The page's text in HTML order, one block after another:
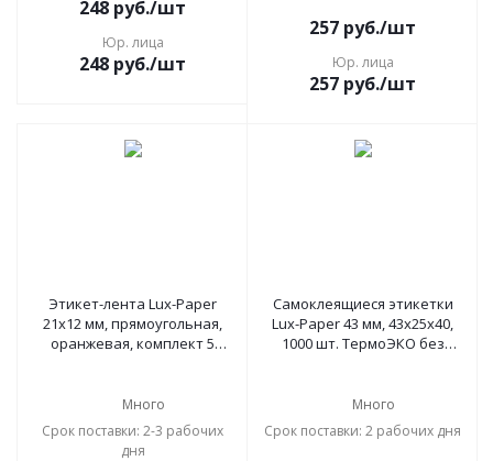
248 руб./шт
Юр. лица
248 руб./шт
257 руб./шт
Юр. лица
257 руб./шт
Этикет-лента Lux-Paper
21х12 мм, прямоугольная,
оранжевая, комплект 5
Много
Срок поставки: 2-3 рабочих
дня
Самоклеящиеся этикетки
Lux-Paper 43 мм, 43х25х40,
1000 шт. ТермоЭКО без
Много
Срок поставки: 2 рабочих дня